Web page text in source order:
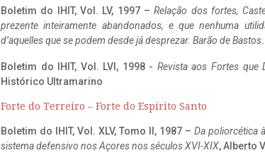
Boletim do IHIT, Vol. LV, 1997 –Relação dos fortes,
prezente inteiramente abandonados, e que nenhuma
d’aquelles que se podem desde já desprezar. Barão de Bastos
Boletim do IHIT, Vol. LVI, 1998 - Revista aos Fortes que
Histórico Ultramarino
Forte do Terreiro – Forte do Espírito Santo
Boletim do IHIT, Vol. XLV, Tomo II, 1987 – Da poliorcética
sistema defensivo nos Açores nos séculos XVI-XIX, Alberto